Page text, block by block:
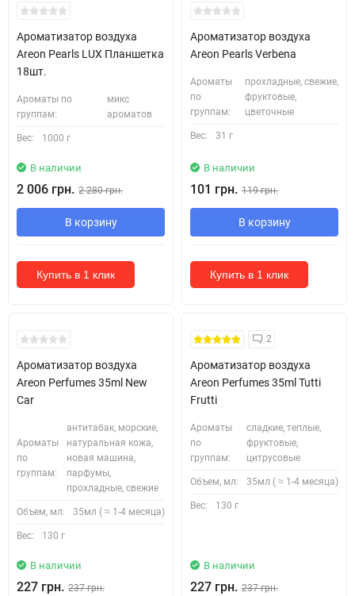
Ароматизатор воздуха
Areon Pearls LUX Планшетка
18шт.
Ароматы по
группам:
микс
ароматов
Вес: 1000 г
В наличии
2 006 грн. 2 280 грн.
В корзину
Купить в 1 клик
Ароматизатор воздуха
Areon Pearls Verbena
Ароматы
по
группам:
прохладные, свежие,
фруктовые,
цветочные
Вес: 31 г
В наличии
101 грн. 119 грн.
В корзину
Купить в 1 клик
Ароматизатор воздуха
Areon Perfumes 35ml New
Car
Ароматы
по
группам:
антитабак, морские,
натуральная кожа,
новая машина,
парфумы,
прохладные, свежие
Объем, мл: 35мл ( ≈ 1-4 месяца)
Вес: 130 г
В наличии
227 грн. 237 грн.
2
Ароматизатор воздуха
Areon Perfumes 35ml Tutti
Frutti
Ароматы
по
группам:
сладкие, теплые,
фруктовые,
цитрусовые
Объем, мл: 35мл ( ≈ 1-4 месяца)
Вес: 130 г
В наличии
227 грн. 237 грн.